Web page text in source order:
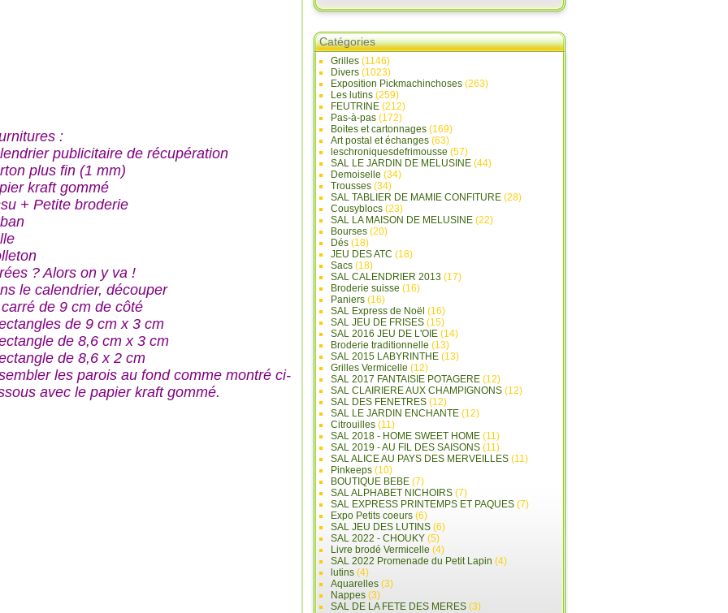
:
publicitaire de récupération
plus fin (1 mm)
kraft gommé
+ Petite broderie
? Alors on y va !
le calendrier, découper
de 9 cm de côté
de 9 cm x 3 cm
de 8,6 cm x 3 cm
de 8,6 x 2 cm
les parois au fond comme montré ci-
avec le papier kraft gommé.
Catégories
Grilles (1146)
Divers (1023)
Exposition Pickmachinchoses (263)
Les lutins (259)
FEUTRINE (212)
Pas-à-pas (172)
Boites et cartonnages (169)
Art postal et échanges (63)
leschroniquesdefrimousse (57)
SAL LE JARDIN DE MELUSINE (44)
Demoiselle (34)
Trousses (34)
SAL TABLIER DE MAMIE CONFITURE (28)
Cousyblocs (23)
SAL LA MAISON DE MELUSINE (22)
Bourses (20)
Dés (18)
JEU DES ATC (18)
Sacs (18)
SAL CALENDRIER 2013 (17)
Broderie suisse (16)
Paniers (16)
SAL Express de Noël (16)
SAL JEU DE FRISES (15)
SAL 2016 JEU DE L'OIE (14)
Broderie traditionnelle (13)
SAL 2015 LABYRINTHE (13)
Grilles Vermicelle (12)
SAL 2017 FANTAISIE POTAGERE (12)
SAL CLAIRIERE AUX CHAMPIGNONS (12)
SAL DES FENETRES (12)
SAL LE JARDIN ENCHANTE (12)
Citrouilles (11)
SAL 2018 - HOME SWEET HOME (11)
SAL 2019 - AU FIL DES SAISONS (11)
SAL ALICE AU PAYS DES MERVEILLES (11)
Pinkeeps (10)
BOUTIQUE BEBE (7)
SAL ALPHABET NICHOIRS (7)
SAL EXPRESS PRINTEMPS ET PAQUES (7)
Expo Petits coeurs (6)
SAL JEU DES LUTINS (6)
SAL 2022 - CHOUKY (5)
Livre brodé Vermicelle (4)
SAL 2022 Promenade du Petit Lapin (4)
lutins (4)
Aquarelles (3)
Nappes (3)
SAL DE LA FETE DES MERES (3)